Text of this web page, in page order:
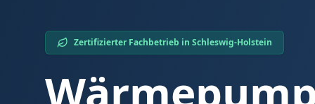
Zertifizierter Fachbetrieb in Schleswig-Holstein